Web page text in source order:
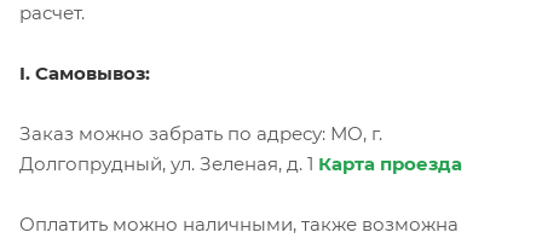
расчет.
I. Самовывоз:
Заказ можно забрать по адресу: МО, г.
Долгопрудный, ул. Зеленая, д. 1 Карта проезда
Оплатить можно наличными, также возможна